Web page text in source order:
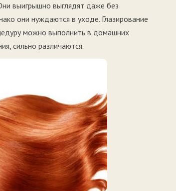
выигрышно выглядят даже без
они нуждаются в уходе. Глазирование
можно выполнить в домашних
сильно различаются.